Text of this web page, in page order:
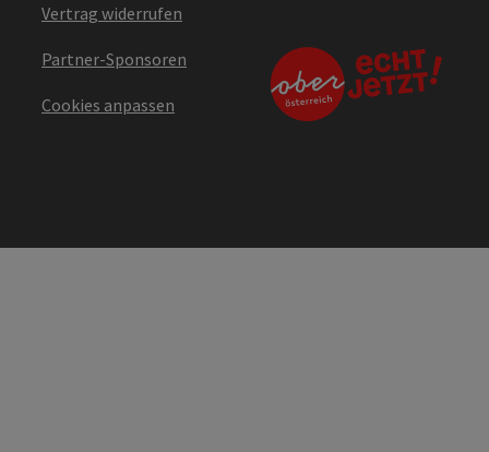
Vertrag widerrufen
Partner-Sponsoren
Cookies anpassen